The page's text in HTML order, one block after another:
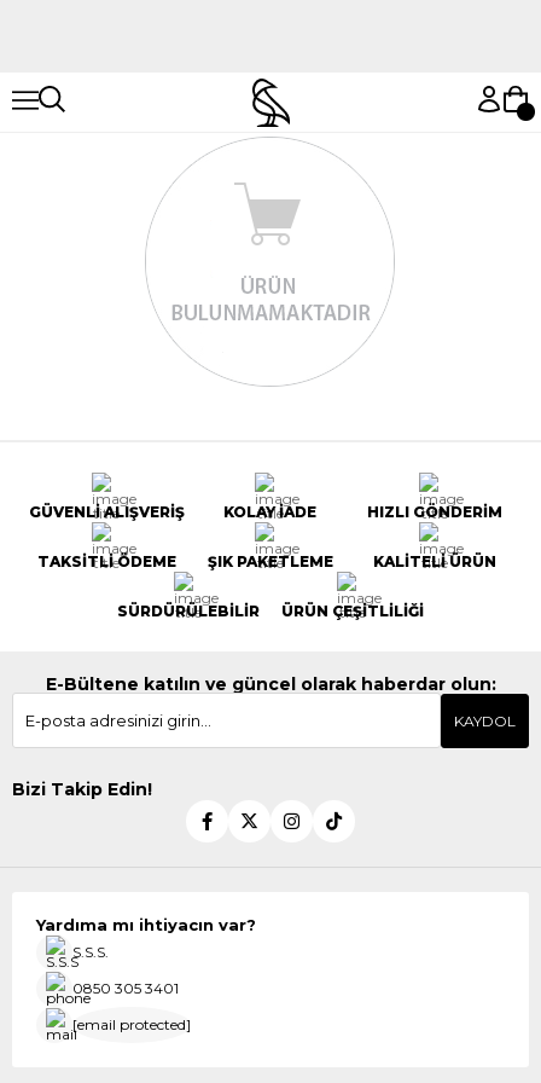
GÜVENLİ ALIŞVERİŞ KOLAY İADE HIZLI GÖNDERİM
TAKSİTLİ ÖDEME ŞIK PAKETLEME KALİTELİ ÜRÜN
SÜRDÜRÜLEBİLİR ÜRÜN ÇEŞİTLİLİĞİ
E-Bültene katılın ve güncel olarak haberdar olun:
KAYDOL
Bizi Takip Edin!
Yardıma mı ihtiyacın var?
S.S.S.
0850 305 3401
[email protected]